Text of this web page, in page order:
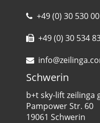
+49 (0) 30 530
+49 (0) 30 534
Schwerin
b+t sky-lift zeilinga
Pampower Str. 60
19061 Schwerin